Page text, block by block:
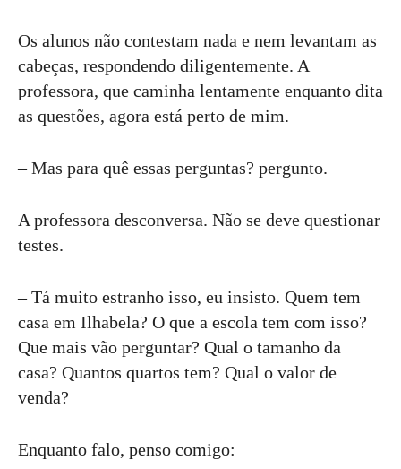
Os alunos não contestam nada e nem levantam as
cabeças, respondendo diligentemente. A
professora, que caminha lentamente enquanto dita
as questões, agora está perto de mim.
– Mas para quê essas perguntas? pergunto.
A professora desconversa. Não se deve questionar
testes.
– Tá muito estranho isso, eu insisto. Quem tem
casa em Ilhabela? O que a escola tem com isso?
Que mais vão perguntar? Qual o tamanho da
casa? Quantos quartos tem? Qual o valor de
venda?
Enquanto falo, penso comigo: